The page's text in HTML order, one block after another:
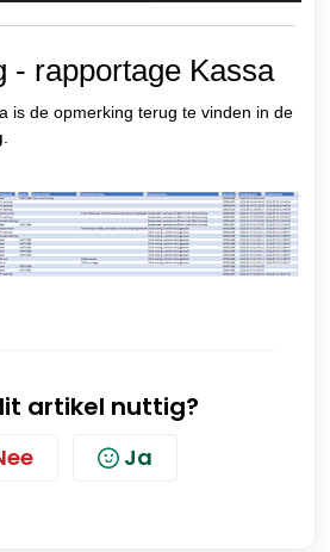
- rapportage Kassa
is de opmerking terug te vinden in de
artikel nuttig?
Ja